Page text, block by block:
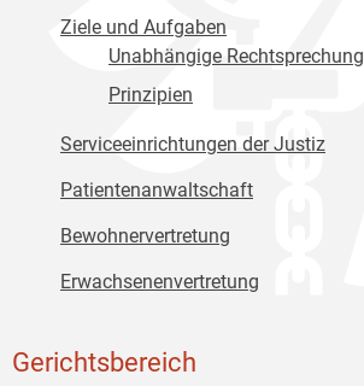
Ziele und Aufgaben
Unabhängige Rechtsprechung
Prinzipien
Serviceeinrichtungen der Justiz
Patientenanwaltschaft
Bewohnervertretung
Erwachsenenvertretung
Gerichtsbereich